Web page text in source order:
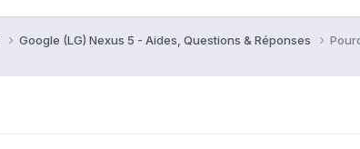
Google (LG) Nexus 5 - Aides, Questions & Réponses